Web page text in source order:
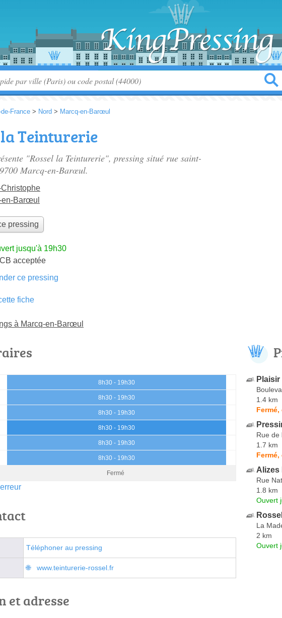
France > Nord > Marcq-en-Barœul
la Teinturerie
"Rossel la Teinturerie", pressing situé rue saint-
Marcq-en-Barœul.
en-Barœul
pressing
jusqu'à 19h30
CB acceptée
ce pressing
fiche
à Marcq-en-Barœul
8h30 - 19h30
8h30 - 19h30
8h30 - 19h30
8h30 - 19h30
8h30 - 19h30
8h30 - 19h30
Fermé
Téléphoner au pressing
www.teinturerie-rossel.fr
et adresse
Plaisir
1.4 km
Fermé,
Rue de
1.7 km
Fermé,
Alizes
Rue
1.8 km
Ouvert
La
2 km
Ouvert